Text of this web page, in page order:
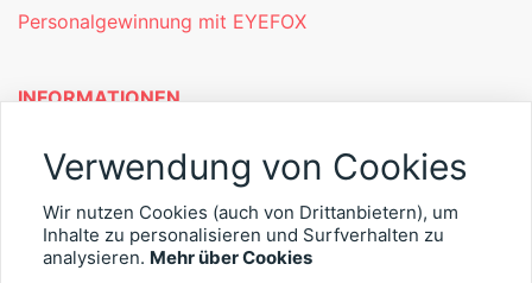
Personalgewinnung mit EYEFOX
INFORMATIONEN
Was ist EYEFOX – Ihre Möglichkeiten
Kontakt
Verwendung von Cookies
Wir nutzen Cookies (auch von Drittanbietern), um
Inhalte zu personalisieren und Surfverhalten zu
analysieren. Mehr über Cookies